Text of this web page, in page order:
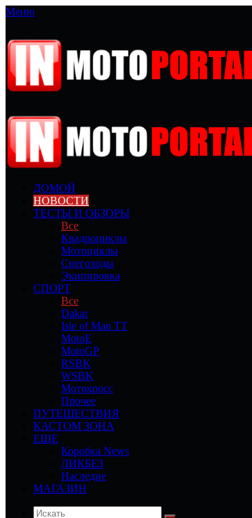
Меню
ДОМОЙ
НОВОСТИ
ТЕСТЫ И ОБЗОРЫ
Все
Квадроциклы
Мотоциклы
Снегоходы
Экипировка
СПОРТ
Все
Dakar
Isle of Man TT
MotoE
MotoGP
RSBK
WSBK
Мотокросс
Прочее
ПУТЕШЕСТВИЯ
КАСТОМ ЗОНА
ЕЩЕ
Коробка News
ЛИКБЕЗ
Наследие
МАГАЗИН